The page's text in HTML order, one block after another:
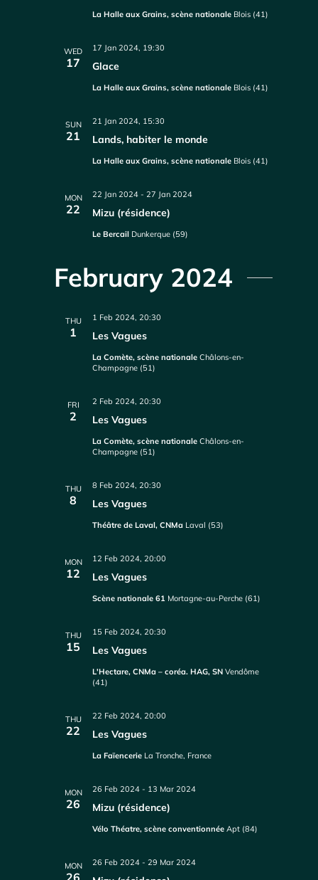
La Halle aux Grains, scène nationale Blois (41)
WED
17 Glace
17 Jan 2024, 19:30
La Halle aux Grains, scène nationale Blois (41)
SUN
21 Lands, habiter le monde
21 Jan 2024, 15:30
La Halle aux Grains, scène nationale Blois (41)
MON
22 Mizu (résidence)
22 Jan 2024 -27 Jan 2024
Le Bercail Dunkerque (59)
February 2024
THU
1 Les Vagues
1 Feb 2024, 20:30
La Comète, scène nationaleChâlons-en-
Champagne (51)
FRI
2 Les Vagues
2 Feb 2024, 20:30
La Comète, scène nationaleChâlons-en-
Champagne (51)
THU
8 Les Vagues
8 Feb 2024, 20:30
Théâtre de Laval, CNMa Laval (53)
MON
12 Les Vagues
12 Feb 2024, 20:00
Scène nationale 61 Mortagne-au-Perche (61)
THU
15 Les Vagues
15 Feb 2024, 20:30
L'Hectare, CNMa – coréa. HAG, SNVendôme
(41)
THU
22 Les Vagues
22 Feb 2024, 20:00
La Faïencerie La Tronche, France
MON
26 Mizu (résidence)
26 Feb 2024 - 13 Mar 2024
Vélo Théatre, scène conventionnéeApt (84)
MON
26
26 Feb 2024 -29 Mar 2024